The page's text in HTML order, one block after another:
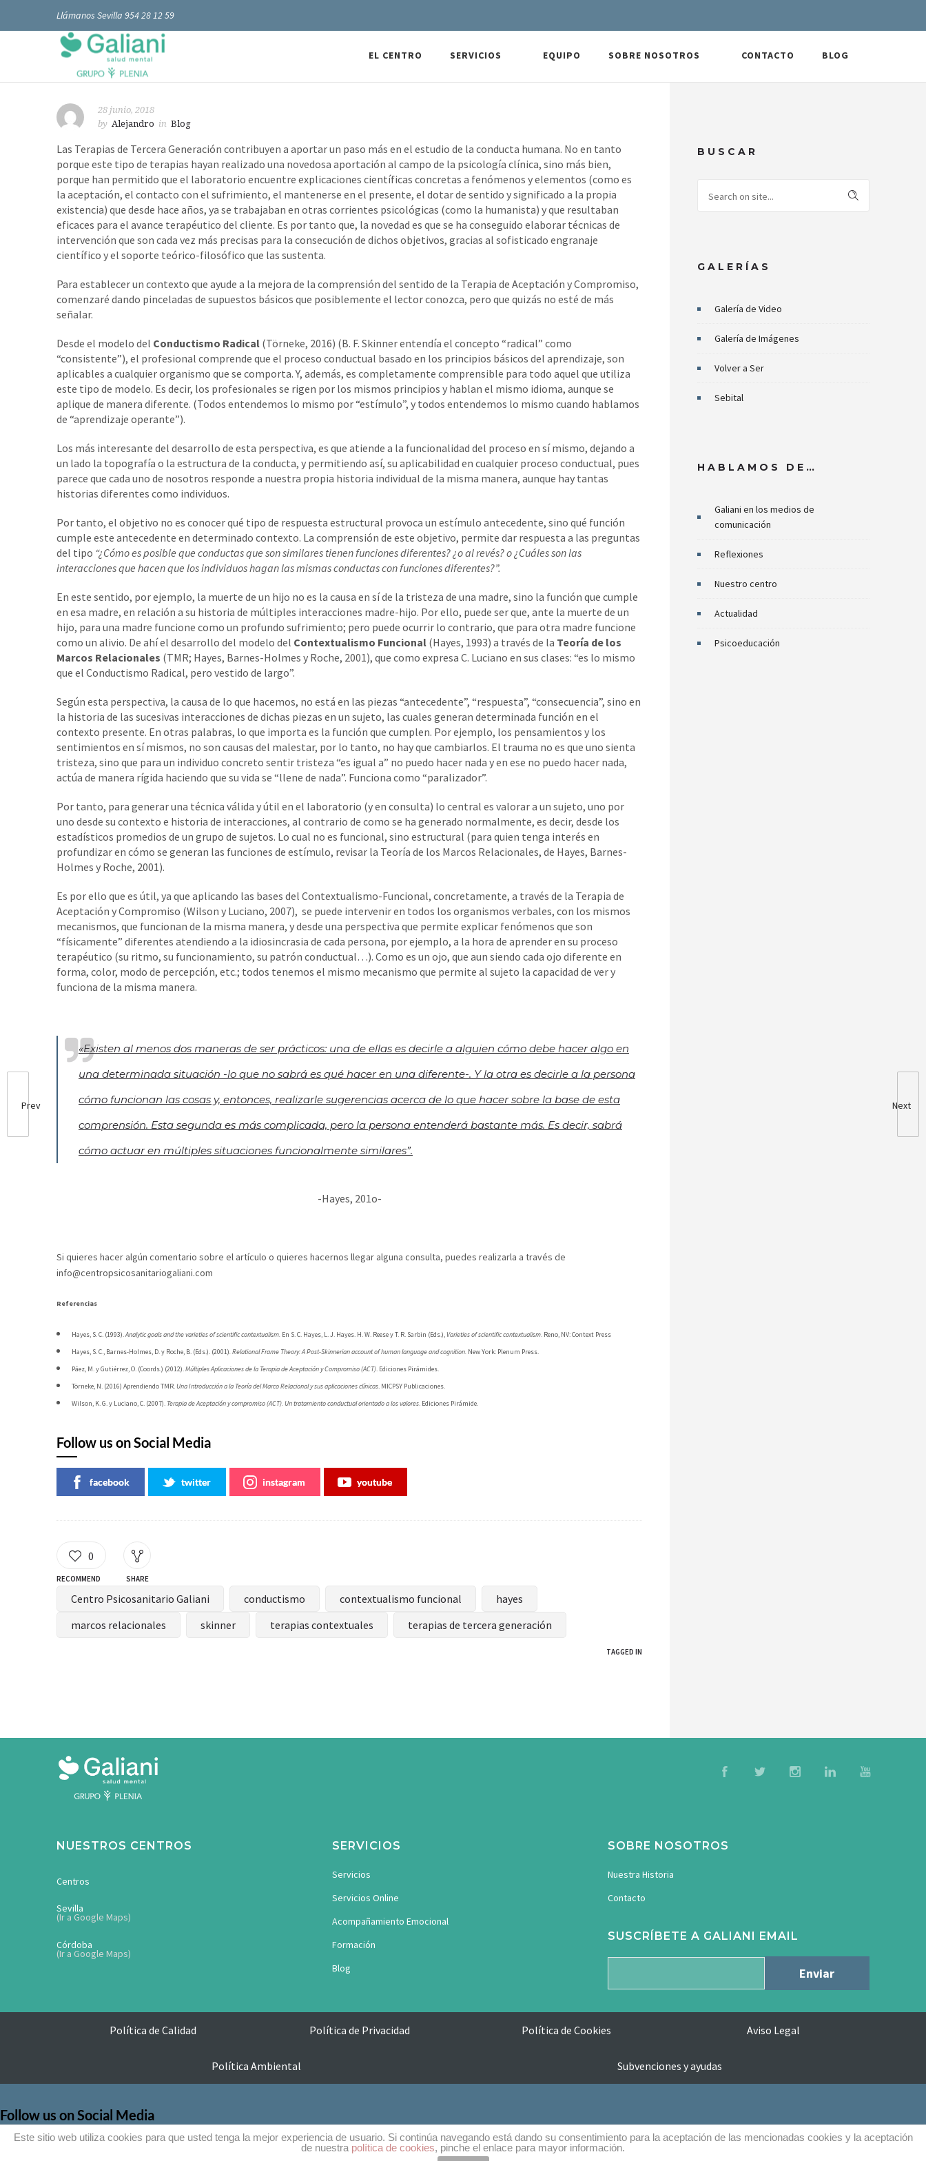
Llámanos Sevilla 954 28 12 59
EL CENTRO SERVICIOS EQUIPO SOBRE NOSOTROS CONTACTO BLOG
Prev Next
28 junio, 2018
by Alejandro in Blog
Las Terapias de Tercera Generación contribuyen a aportar un paso más en el estudio de la conducta humana. No en tanto
porque este tipo de terapias hayan realizado una novedosa aportación al campo de la psicología clínica, sino más bien,
porque han permitido que el laboratorio encuentre explicaciones científicas concretas a fenómenos y elementos (como es
la aceptación, el contacto con el sufrimiento, el mantenerse en el presente, el dotar de sentido y significado a la propia
existencia) que desde hace años, ya se trabajaban en otras corrientes psicológicas (como la humanista) y que resultaban
eficaces para el avance terapéutico del cliente. Es por tanto que, la novedad es que se ha conseguido elaborar técnicas de
intervención que son cada vez más precisas para la consecución de dichos objetivos, gracias al sofisticado engranaje
científico y el soporte teórico-filosófico que las sustenta.
Para establecer un contexto que ayude a la mejora de la comprensión del sentido de la Terapia de Aceptación y Compromiso,
comenzaré dando pinceladas de supuestos básicos que posiblemente el lector conozca, pero que quizás no esté de más
señalar.
Desde el modelo del Conductismo Radical (Törneke, 2016) (B. F. Skinner entendía el concepto “radical” como
“consistente”), el profesional comprende que el proceso conductual basado en los principios básicos del aprendizaje, son
aplicables a cualquier organismo que se comporta. Y, además, es completamente comprensible para todo aquel que utiliza
este tipo de modelo. Es decir, los profesionales se rigen por los mismos principios y hablan el mismo idioma, aunque se
aplique de manera diferente. (Todos entendemos lo mismo por “estímulo”, y todos entendemos lo mismo cuando hablamos
de “aprendizaje operante”).
Los más interesante del desarrollo de esta perspectiva, es que atiende a la funcionalidad del proceso en sí mismo, dejando a
un lado la topografía o la estructura de la conducta, y permitiendo así, su aplicabilidad en cualquier proceso conductual, pues
parece que cada uno de nosotros responde a nuestra propia historia individual de la misma manera, aunque hay tantas
historias diferentes como individuos.
Por tanto, el objetivo no es conocer qué tipo de respuesta estructural provoca un estímulo antecedente, sino qué función
cumple este antecedente en determinado contexto. La comprensión de este objetivo, permite dar respuesta a las preguntas
del tipo “¿Cómo es posible que conductas que son similares tienen funciones diferentes? ¿o al revés? o ¿Cuáles son las
interacciones que hacen que los individuos hagan las mismas conductas con funciones diferentes?”.
En este sentido, por ejemplo, la muerte de un hijo no es la causa en sí de la tristeza de una madre, sino la función que cumple
en esa madre, en relación a su historia de múltiples interacciones madre-hijo. Por ello, puede ser que, ante la muerte de un
hijo, para una madre funcione como un profundo sufrimiento; pero puede ocurrir lo contrario, que para otra madre funcione
como un alivio. De ahí el desarrollo del modelo del Contextualismo Funcional (Hayes, 1993) a través de la Teoría de los
Marcos Relacionales (TMR; Hayes, Barnes-Holmes y Roche, 2001), que como expresa C. Luciano en sus clases: “es lo mismo
que el Conductismo Radical, pero vestido de largo”.
Según esta perspectiva, la causa de lo que hacemos, no está en las piezas “antecedente”, “respuesta”, “consecuencia”, sino en
la historia de las sucesivas interacciones de dichas piezas en un sujeto, las cuales generan determinada función en el
contexto presente. En otras palabras, lo que importa es la función que cumplen. Por ejemplo, los pensamientos y los
sentimientos en sí mismos, no son causas del malestar, por lo tanto, no hay que cambiarlos. El trauma no es que uno sienta
tristeza, sino que para un individuo concreto sentir tristeza “es igual a” no puedo hacer nada y en ese no puedo hacer nada,
actúa de manera rígida haciendo que su vida se “llene de nada”. Funciona como “paralizador”.
Por tanto, para generar una técnica válida y útil en el laboratorio (y en consulta) lo central es valorar a un sujeto, uno por
uno desde su contexto e historia de interacciones, al contrario de como se ha generado normalmente, es decir, desde los
estadísticos promedios de un grupo de sujetos. Lo cual no es funcional, sino estructural (para quien tenga interés en
profundizar en cómo se generan las funciones de estímulo, revisar la Teoría de los Marcos Relacionales, de Hayes, Barnes-
Holmes y Roche, 2001).
Es por ello que es útil, ya que aplicando las bases del Contextualismo-Funcional, concretamente, a través de la Terapia de
Aceptación y Compromiso (Wilson y Luciano, 2007), se puede intervenir en todos los organismos verbales, con los mismos
mecanismos, que funcionan de la misma manera, y desde una perspectiva que permite explicar fenómenos que son
“físicamente” diferentes atendiendo a la idiosincrasia de cada persona, por ejemplo, a la hora de aprender en su proceso
terapéutico (su ritmo, su funcionamiento, su patrón conductual…). Como es un ojo, que aun siendo cada ojo diferente en
forma, color, modo de percepción, etc.; todos tenemos el mismo mecanismo que permite al sujeto la capacidad de ver y
funciona de la misma manera.
«Existen al menos dos maneras de ser prácticos: una de ellas es decirle a alguien cómo debe hacer algo en
una determinada situación -lo que no sabrá es qué hacer en una diferente-. Y la otra es decirle a la persona
cómo funcionan las cosas y, entonces, realizarle sugerencias acerca de lo que hacer sobre la base de esta
comprensión. Esta segunda es más complicada, pero la persona entenderá bastante más. Es decir, sabrá
cómo actuar en múltiples situaciones funcionalmente similares”.
-Hayes, 201o-
Si quieres hacer algún comentario sobre el artículo o quieres hacernos llegar alguna consulta, puedes realizarla a través de
info@centropsicosanitariogaliani.com
Referencias
Hayes, S. C. (1993).Analytic goals and the varieties of scientific contextualism. En S. C. Hayes, L. J. Hayes. H. W. Reese y T. R. Sarbin (Eds.),Varieties of scientific contextualism. Reno, NV: Context Press
Hayes, S. C., Barnes-Holmes, D. y Roche, B. (Eds.). (2001). Relational Frame Theory: A Post-Skinnerian account of human language and cognition. New York: Plenum Press.
Páez, M. y Gutiérrez, O. (Coords.) (2012).Múltiples Aplicaciones de la Terapia de Aceptación y Compromiso (ACT). Ediciones Pirámides.
Törneke, N. (2016) Aprendiendo TMR.Una Introducción a la Teoría del Marco Relacional y sus aplicaciones clínicas. MICPSY Publicaciones.
Wilson, K. G. y Luciano, C. (2007). Terapia de Aceptación y compromiso (ACT).Un tratamiento conductual orientado a los valores. Ediciones Pirámide.
Follow us on Social Media
facebook twitter instagram youtube
0
RECOMMEND SHARE
Centro Psicosanitario Galiani conductismo contextualismo funcional
hayes
marcos relacionales
skinner terapias contextuales terapias de tercera generación
TAGGED IN
BUSCAR
GALERÍAS
Galería de Video
Galería de Imágenes
Volver a Ser
Sebital
HABLAMOS DE…
Galiani en los medios de
comunicación
Reflexiones
Nuestro centro
Actualidad
Psicoeducación
NUESTROS CENTROS
Centros
Sevilla
(Ir a Google Maps)
Córdoba
(Ir a Google Maps)
SERVICIOS
Servicios
Servicios Online
Acompañamiento Emocional
Formación
Blog
SOBRE NOSOTROS
Nuestra Historia
Contacto
SUSCRÍBETE A GALIANI EMAIL
Política de Calidad Política de Privacidad Política de Cookies Aviso Legal
Política Ambiental Subvenciones y ayudas
Follow us on Social Media
youtube
Este sitio web utiliza cookies para que usted tenga la mejor experiencia de usuario. Si continúa navegando está dando su consentimiento para la aceptación de las mencionadas cookies y la aceptación
de nuestra política de cookies, pinche el enlace para mayor información.